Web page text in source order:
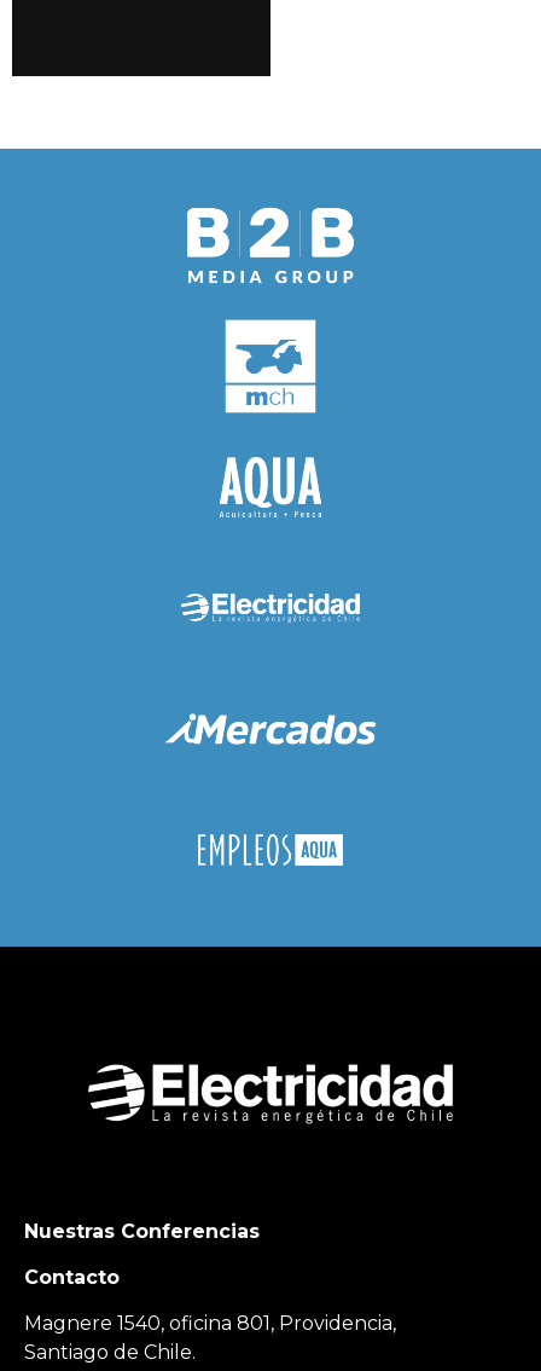
Nuestras Conferencias
Contacto
Magnere 1540, oficina 801, Providencia,
Santiago de Chile.